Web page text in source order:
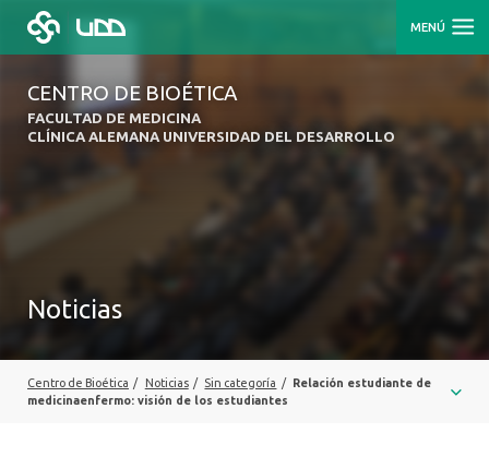
MENÚ
CENTRO DE BIOÉTICA
FACULTAD DE MEDICINA
CLÍNICA ALEMANA UNIVERSIDAD DEL DESARROLLO
Noticias
Centro de Bioética / Noticias / Sin categoría /
Relación estudiante de
medicinaenfermo: visión de los estudiantes